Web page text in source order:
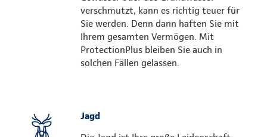
verschmutzt, kann es richtig teuer für
Sie werden. Denn dann haften Sie mit
Ihrem gesamten Vermögen. Mit
ProtectionPlus bleiben Sie auch in
solchen Fällen gelassen.
Jagd